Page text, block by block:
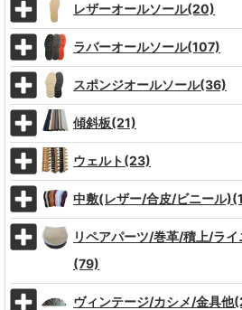
レザーオールソール(20)
ラバーオールソール(107)
スポンジオールソール(36)
傾斜板(21)
ウェルト(23)
中敷(レザー/合皮/ビニール
リペアパーツ/巻革/積上/ラ
(79)
ヴィンテージ/カシメ/金具他